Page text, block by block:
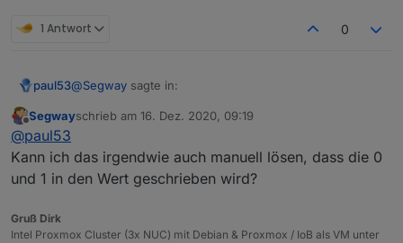
1 Antwort 0
paul53@Segway sagte in:
type = "string" ist zwar falsch, hat aber auf die Reaktion
was sie an der Stelle lesen.
Offline
Segwayschrieb am 16. Dez. 2020, 09:19
zuletzt editiert von
@paul53
Kann ich das irgendwie auch manuell lösen, dass die 0
und 1 in den Wert geschrieben wird?
Gruß Dirk
Intel Proxmox Cluster (3x NUC) mit Debian & Proxmox / IoB als VM unter